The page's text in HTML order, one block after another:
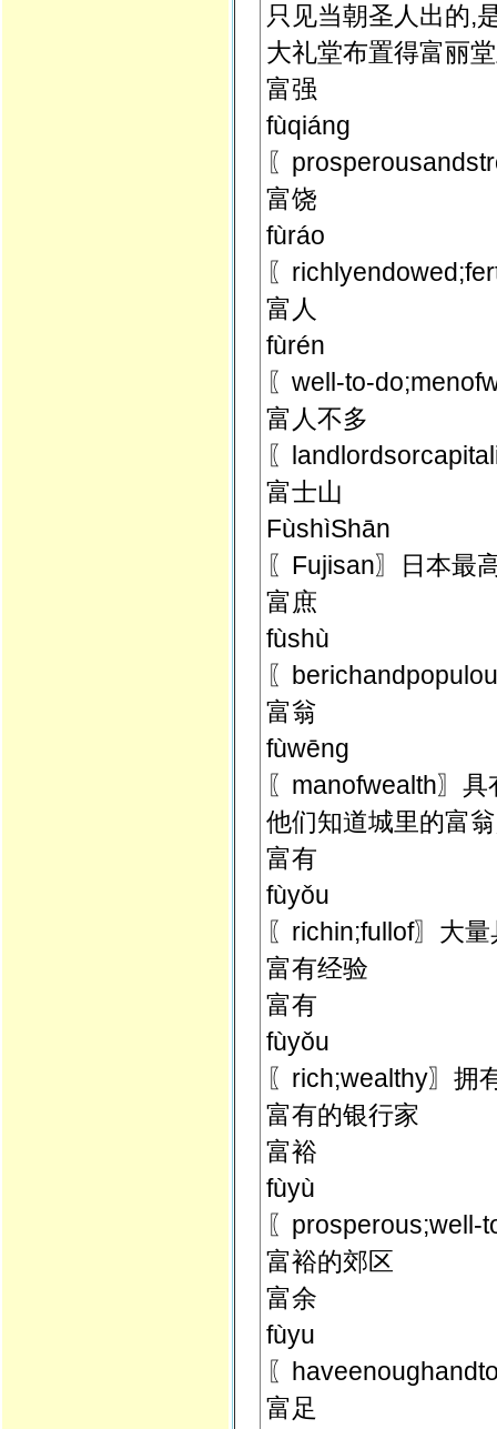
只见当朝圣人出的,
大礼堂布置得富丽
富强
fùqiáng
〖
富饶
fùráo
〖
富人
fùrén
〖well-to-
富人不多
〖
富士山
FùshìShān
〖Fujisan〗日本最
富庶
fùshù
〖
富翁
fùwēng
〖manofwealth〗
他们知道城里的富
富有
fùyǒu
〖richin;fullof〗大
富有经验
富有
fùyǒu
〖rich;wealthy〗拥
富有的银行家
富裕
fùyù
〖prosperous;well-
富裕的郊区
富余
fùyu
〖
富足